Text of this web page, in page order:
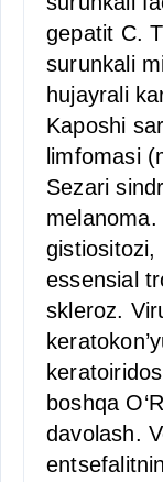
gepatit C.
surunkali
hujayrali
Kaposhi
limfomasi
Sezari
gistiositozi,
essensial
skleroz.
boshqa
davolash.